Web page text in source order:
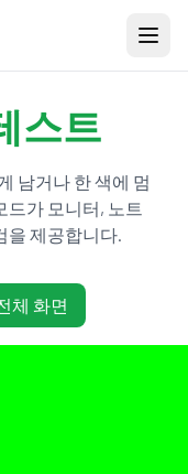
스트
남거나 한 색에 멈
드가 모니터, 노트
을 제공합니다.
체 화면